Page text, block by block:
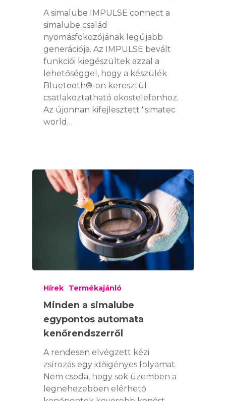
A simalube IMPULSE connect a
simalube család
nyomásfokozójának legújabb
generációja. Az IMPULSE bevált
funkciói kiegészültek azzal a
lehetőséggel, hogy a készülék
Bluetooth®-on keresztül
csatlakoztatható okostelefonhoz.
Az újonnan kifejlesztett "simatec
world…
Hírek Termékajánló
Minden a simalube
egypontos automata
kenőrendszerről
A rendesen elvégzett kézi
zsírozás egy időigényes folyamat.
Nem csoda, hogy sok üzemben a
legnehezebben elérhető